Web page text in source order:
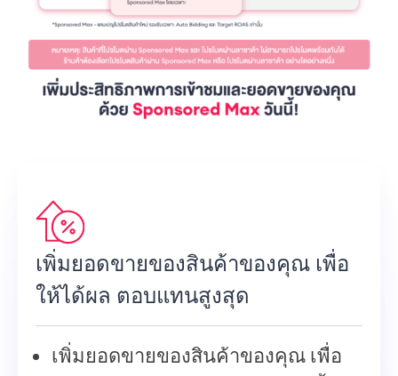
เพิ่มยอดขายของสินค้าของคุณ เพื่อ
ให้ได้ผล ตอบแทนสูงสุด
เพิ่มยอดขายของสินค้าของคุณ เพื่อ